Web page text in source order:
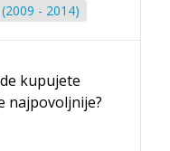
- 2014)
kupujete
najpovoljnije?